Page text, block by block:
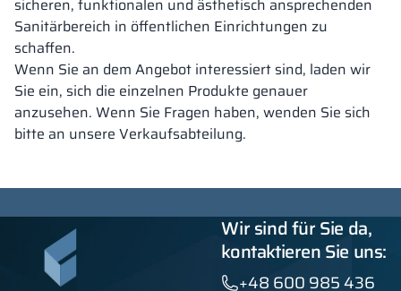
sicheren, funktionalen und ästhetisch ansprechenden
Sanitärbereich in öffentlichen Einrichtungen zu
schaffen.
Wenn Sie an dem Angebot interessiert sind, laden wir
Sie ein, sich die einzelnen Produkte genauer
anzusehen. Wenn Sie Fragen haben, wenden Sie sich
bitte an unsere Verkaufsabteilung.
Wir sind für Sie da,
kontaktieren Sie uns:
+48 600 985 436